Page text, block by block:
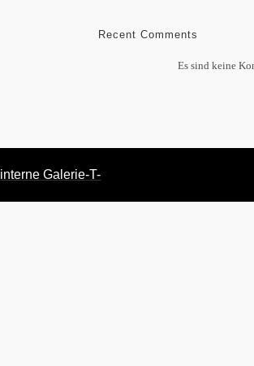
Recent Comments
Es sind keine
interne Galerie-T-